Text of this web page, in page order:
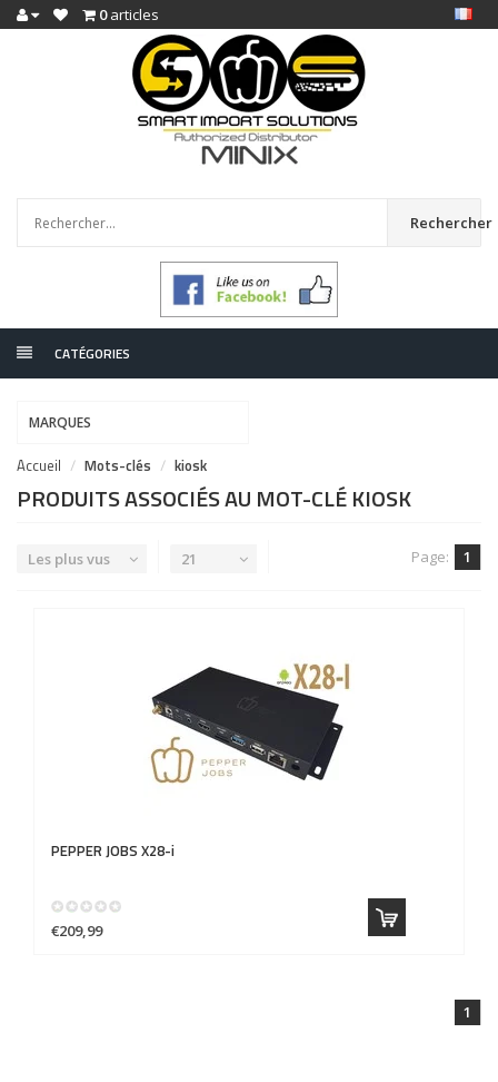
0articles
Rechercher
CATÉGORIES
MARQUES
Accueil Mots-clés kiosk
PRODUITS ASSOCIÉS AU MOT-CLÉ KIOSK
Les plus vus 21 Page: 1
PEPPER JOBS X28-i
€209,99
1